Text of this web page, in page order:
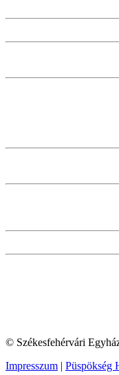
© Székesfehérvári
Impresszum | Püspökség